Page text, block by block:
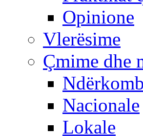
Opinione
Vlerësime
Çmime dhe
Nacionale
Lokale